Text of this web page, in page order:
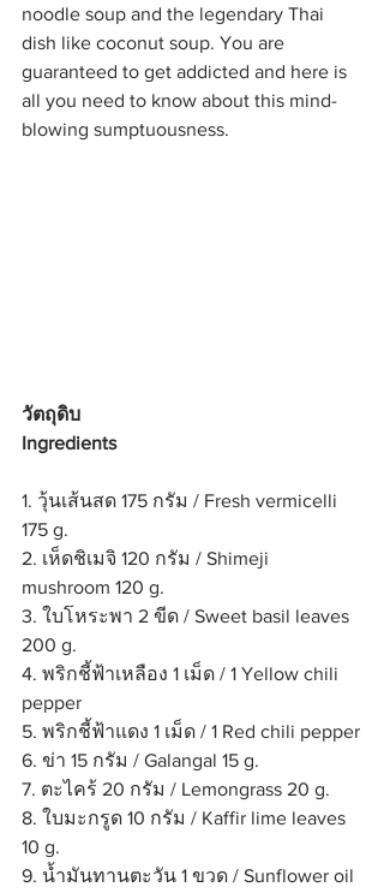
noodle soup and the legendary Thai
dish like coconut soup. You are
guaranteed to get addicted and here is
all you need to know about this mind-
blowing sumptuousness.
วัตถุดิบ
Ingredients
1. วุ้นเส้นสด 175 กรัม / Fresh vermicelli
175 g.
2. เห็ดชิเมจิ 120 กรัม / Shimeji
mushroom 120 g.
3. ใบโหระพา 2 ขีด / Sweet basil leaves
200 g.
4. พริกชี้ฟ้าเหลือง 1 เม็ด / 1 Yellow chili
pepper
5. พริกชี้ฟ้าแดง 1 เม็ด / 1 Red chili pepper
6. ข่า 15 กรัม / Galangal 15 g.
7. ตะไคร้ 20 กรัม / Lemongrass 20 g.
8. ใบมะกรูด 10 กรัม / Kaffir lime leaves
10 g.
9. น้ำมันทานตะวัน 1 ขวด / Sunflower oil